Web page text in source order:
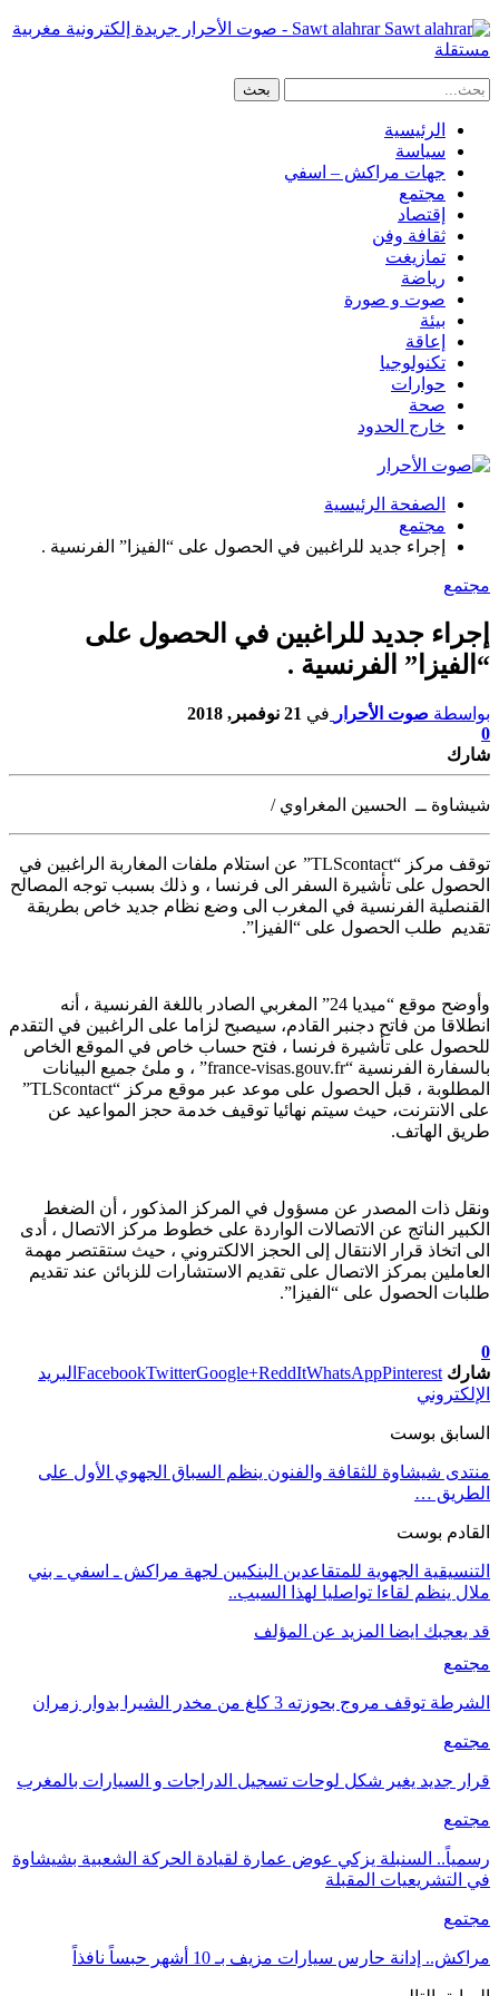
Sawt alahrar - صوت الأحرار جريدة إلكترونية مغربية
مستقلة
الرئيسية
سياسة
جهات مراكش – اسفي
مجتمع
إقتصاد
ثقافة وفن
تمازيغت
رياضة
صوت و صورة
بيئة
إعاقة
تكنولوجيا
حوارات
صحة
خارج الحدود
الصفحة الرئيسية
مجتمع
إجراء جديد للراغبين في الحصول على “الفيزا” الفرنسية .
مجتمع
إجراء جديد للراغبين في الحصول على
“الفيزا” الفرنسية .
بواسطة صوت الأحرار في 21 نوفمبر, 2018
0
شارك
شيشاوة ــ الحسين المغراوي /
توقف مركز “TLScontact” عن استلام ملفات المغاربة الراغبين في
الحصول على تأشيرة السفر الى فرنسا ، و ذلك بسبب توجه المصالح
القنصلية الفرنسية في المغرب الى وضع نظام جديد خاص بطريقة
تقديم طلب الحصول على “الفيزا”.
وأوضح موقع “ميديا 24” المغربي الصادر باللغة الفرنسية ، أنه
انطلاقا من فاتح دجنبر القادم، سيصبح لزاما على الراغبين في التقدم
للحصول على تأشيرة فرنسا ، فتح حساب خاص في الموقع الخاص
بالسفارة الفرنسية “france-visas.gouv.fr” ، و ملئ جميع البيانات
المطلوبة ، قبل الحصول على موعد عبر موقع مركز “TLScontact”
على الانترنت، حيث سيتم نهائيا توقيف خدمة حجز المواعيد عن
طريق الهاتف.
ونقل ذات المصدر عن مسؤول في المركز المذكور ، أن الضغط
الكبير الناتج عن الاتصالات الواردة على خطوط مركز الاتصال ، أدى
الى اتخاذ قرار الانتقال إلى الحجز الالكتروني ، حيث ستقتصر مهمة
العاملين بمركز الاتصال على تقديم الاستشارات للزبائن عند تقديم
طلبات الحصول على “الفيزا”.
0
شارك
FacebookTwitterGoogle+ReddItWhatsAppPinterest
البريد
الإلكتروني
السابق بوست
منتدى شيشاوة للثقافة والفنون ينظم السباق الجهوي الأول على
الطريق …
القادم بوست
التنسيقية الجهوية للمتقاعدين البنكيين لجهة مراكش ـ اسفي ـ بني
ملال ينظم لقاءا تواصليا لهذا السبب..
قد يعجبك ايضا المزيد عن المؤلف
مجتمع
الشرطة توقف مروج بحوزته 3 كلغ من مخدر الشيرا بدوار زمران
مجتمع
قرار جديد يغير شكل لوحات تسجيل الدراجات و السيارات بالمغرب
مجتمع
رسمياً.. السنبلة يزكي عوض عمارة لقيادة الحركة الشعبية بشيشاوة
في التشريعيات المقبلة
مجتمع
مراكش.. إدانة حارس سيارات مزيف بـ 10 أشهر حبساً نافذاً